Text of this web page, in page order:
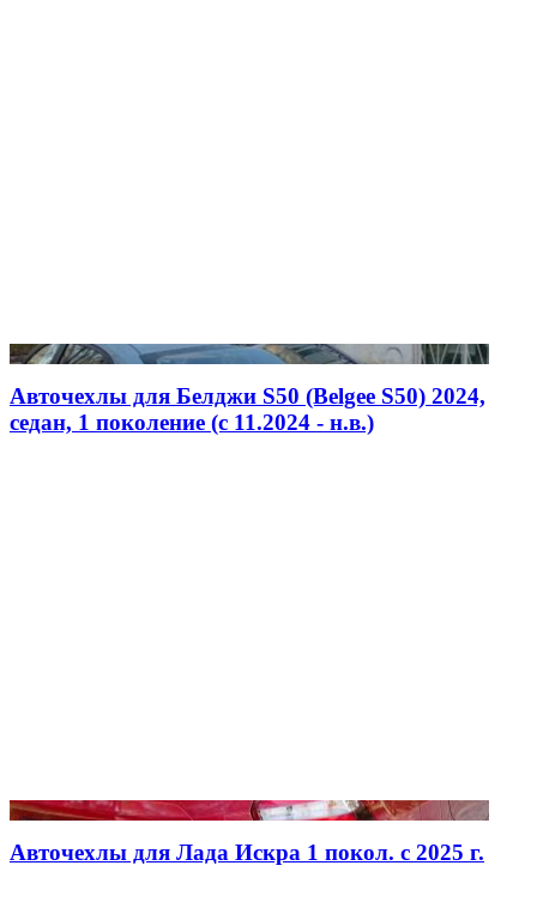
Авточехлы для Белджи S50 (Belgee S50) 2024,
седан, 1 поколение (c 11.2024 - н.в.)
Авточехлы для Лада Искра 1 покол. с 2025 г.